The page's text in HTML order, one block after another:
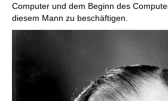
Computer und dem Beginn des
diesem Mann zu beschäftigen.